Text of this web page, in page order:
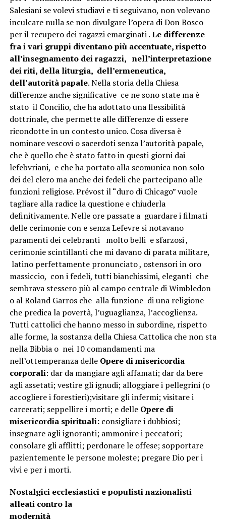
Salesiani se volevi studiavi e ti seguivano, non volevano
inculcare nulla se non divulgare l’opera di Don Bosco
per il recupero dei ragazzi emarginati .Le differenze
fra i vari gruppi diventano più accentuate, rispetto
all’insegnamento dei ragazzi, nell’interpretazione
dei riti, della liturgia, dell’ermeneutica,
dell’autorità papale. Nella storia della Chiesa
differenze anche significative ce ne sono state ma è
stato il Concilio, che ha adottato una flessibilità
dottrinale, che permette alle differenze di essere
ricondotte in un contesto unico. Cosa diversa è
nominare vescovi o sacerdoti senza l’autorità papale,
che è quello che è stato fatto in questi giorni dai
lefebvriani, e che ha portato alla scomunica non solo
dei del clero ma anche dei fedeli che partecipano alle
funzioni religiose. Prévost il “duro di Chicago” vuole
tagliare alla radice la questione e chiuderla
definitivamente. Nelle ore passate a guardare i filmati
delle cerimonie con e senza Lefevre si notavano
paramenti dei celebranti molto belli e sfarzosi ,
cerimonie scintillanti che mi davano di parata militare,
latino perfettamente pronunciato , ostensori in oro
massiccio, con i fedeli, tutti bianchissimi, eleganti che
sembrava stessero più al campo centrale di Wimbledon
o al Roland Garros che alla funzione di una religione
che predica la povertà, l’uguaglianza, l’accoglienza.
Tutti cattolici che hanno messo in subordine, rispetto
alle forme, la sostanza della Chiesa Cattolica che non sta
nella Bibbia o nei 10 comandamenti ma
nell’ottemperanza delle Opere di misericordia
corporali: dar da mangiare agli affamati; dar da bere
agli assetati; vestire gli ignudi; alloggiare i pellegrini (o
accogliere i forestieri);visitare gli infermi; visitare i
carcerati; seppellire i morti; e delle Opere di
misericordia spirituali: consigliare i dubbiosi;
insegnare agli ignoranti; ammonire i peccatori;
consolare gli afflitti; perdonare le offese; sopportare
pazientemente le persone moleste; pregare Dio per i
vivi e per i morti.
Nostalgici ecclesiastici e populisti nazionalisti
alleati contro la
modernità